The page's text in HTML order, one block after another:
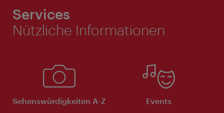
Services
Nützliche Informationen
Sehenswürdigkeiten A-Z Events